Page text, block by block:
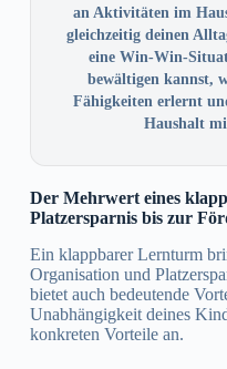
an Aktivitäten im
gleichzeitig deinen
eine Win-Win-
bewältigen kannst,
Fähigkeiten erlernt
Haushalt
Der Mehrwert eines
Platzersparnis bis zur
Ein klappbarer Lernturm
Organisation und
bietet auch bedeutende
Unabhängigkeit deines
konkreten Vorteile an.